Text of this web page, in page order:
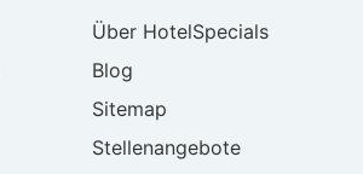
Über HotelSpecials
Blog
Sitemap
Stellenangebote